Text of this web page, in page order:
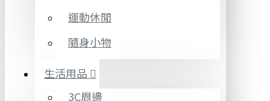
運動休閒
隨身小物
生活用品
3C周邊